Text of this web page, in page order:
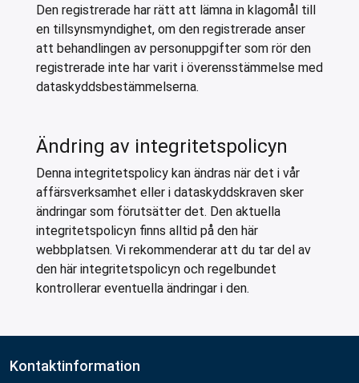
Den registrerade har rätt att lämna in klagomål till
en tillsynsmyndighet, om den registrerade anser
att behandlingen av personuppgifter som rör den
registrerade inte har varit i överensstämmelse med
dataskyddsbestämmelserna.
Ändring av integritetspolicyn
Denna integritetspolicy kan ändras när det i vår
affärsverksamhet eller i dataskyddskraven sker
ändringar som förutsätter det. Den aktuella
integritetspolicyn finns alltid på den här
webbplatsen. Vi rekommenderar att du tar del av
den här integritetspolicyn och regelbundet
kontrollerar eventuella ändringar i den.
Kontaktinformation